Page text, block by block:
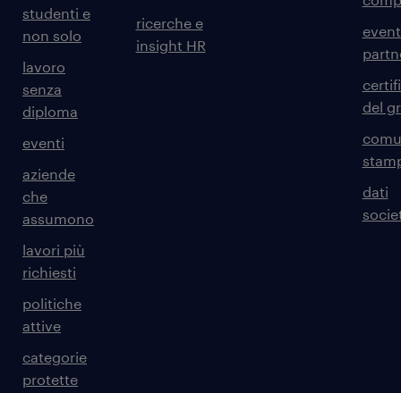
studenti e
non solo
lavoro
senza
diploma
eventi
aziende
che
assumono
lavori più
richiesti
politiche
attive
categorie
protette
ricerche e
insight HR
del
dati